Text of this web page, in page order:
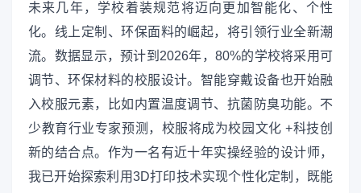
未来几年，学校着装规范将迈向更加智能化、个性
化。线上定制、环保面料的崛起，将引领行业全新潮
流。数据显示，预计到2026年，80%的学校将采用可
调节、环保材料的校服设计。智能穿戴设备也开始融
入校服元素，比如内置温度调节、抗菌防臭功能。不
少教育行业专家预测，校服将成为校园文化 +科技创
新的结合点。作为一名有近十年实操经验的设计师，
我已开始探索利用3D打印技术实现个性化定制，既能